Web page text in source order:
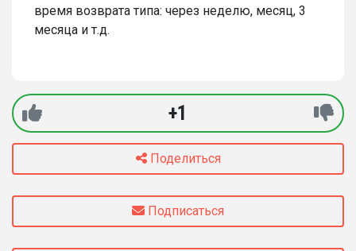
время возврата типа: через неделю, месяц, 3
месяца и т.д.
+1
Поделиться
Подписаться